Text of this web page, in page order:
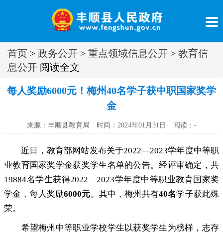
首页 > 政务公开 > 重点领域信息公开 > 教育信
息公开 阅读全文
每人奖励6000元！梅州40名学子获中职国家奖学
金
来源：丰顺县教育局 时间：2024年01月31日 阅读： -
近日 ， 教育部网站发布关于2022—2023学年度中等职
业教育国家奖学金获奖学生名单的公告。经评审确定 ，共
19884名学生获得2022—2023学年度中等职业教育国家奖
学金，每人奖励6000元。 其中，梅州共有40名学子获此殊
荣。
希望梅州中等职业学校学生以获奖学生为榜样 ， 志存